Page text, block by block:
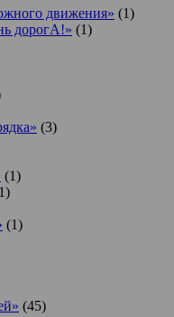
движения» (1)
дорогА!» (1)
(3)
(1)
(1)
(45)